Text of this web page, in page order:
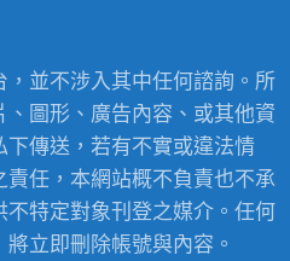
並不涉入其中任何諮詢。所
圖形、廣告內容、或其他資
傳送，若有不實或違法情
任，本網站概不負責也不承
特定對象刊登之媒介。任何
立即刪除帳號與內容。